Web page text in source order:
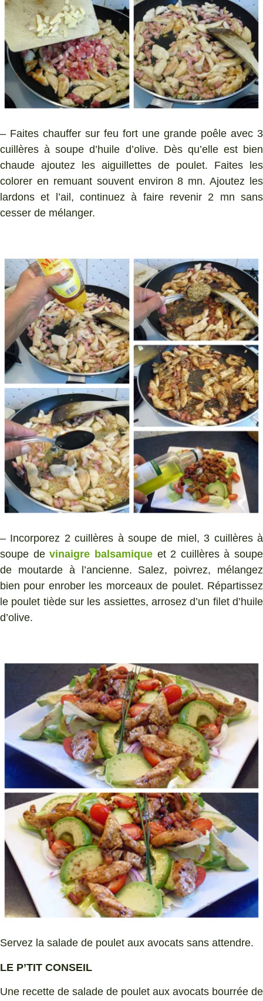
– Faites chauffer sur feu fort une grande poêle avec 3
cuillères à soupe d’huile d’olive. Dès qu’elle est bien
chaude ajoutez les aiguillettes de poulet. Faites les
colorer en remuant souvent environ 8 mn. Ajoutez les
lardons et l’ail, continuez à faire revenir 2 mn sans
cesser de mélanger.
– Incorporez 2 cuillères à soupe de miel, 3 cuillères à
soupe devinaigre balsamiqueet 2 cuillères à soupe
de moutarde à l’ancienne. Salez, poivrez, mélangez
bien pour enrober les morceaux de poulet. Répartissez
le poulet tiède sur les assiettes, arrosez d’un filet d’huile
d’olive.
Servez la salade de poulet aux avocats sans attendre.
LE P’TIT CONSEIL
Une recette de salade de poulet aux avocats bourrée de